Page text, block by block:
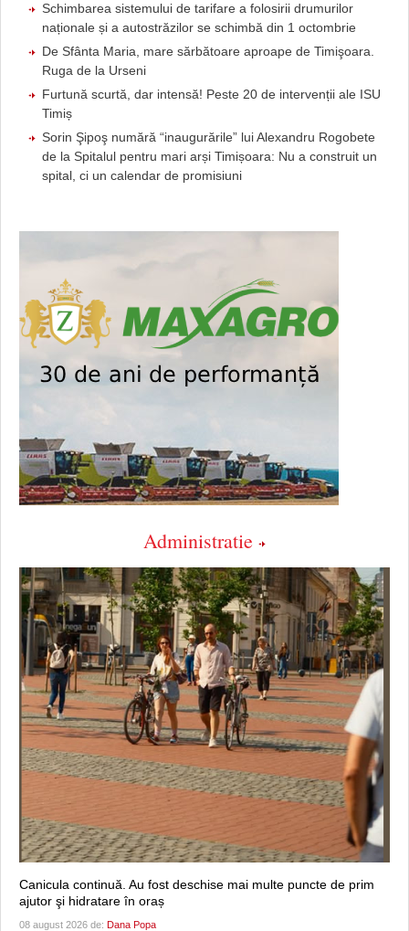
Schimbarea sistemului de tarifare a folosirii drumurilor
naționale și a autostrăzilor se schimbă din 1 octombrie
De Sfânta Maria, mare sărbătoare aproape de Timişoara.
Ruga de la Urseni
Furtună scurtă, dar intensă! Peste 20 de intervenții ale ISU
Timiș
Sorin Şipoş numără “inaugurările” lui Alexandru Rogobete
de la Spitalul pentru mari arși Timișoara: Nu a construit un
spital, ci un calendar de promisiuni
Administratie
Canicula continuă. Au fost deschise mai multe puncte de prim
ajutor şi hidratare în oraș
08 august 2026 de: Dana Popa